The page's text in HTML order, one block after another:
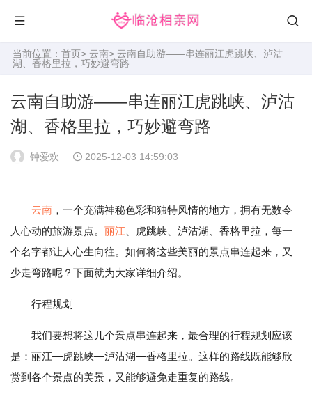
当前位置： 首页> 云南> 云南自助游——串连丽江虎跳峡、泸沽
湖、香格里拉，巧妙避弯路
云南自助游——串连丽江虎跳峡、泸沽
湖、香格里拉，巧妙避弯路
钟爱欢 2025-12-03 14:59:03
云南 ，一个充满神秘色彩和独特风情的地方，拥有无数令
人心动的旅游景点。 丽江 、虎跳峡、泸沽湖、香格里拉，每一
个名字都让人心生向往。如何将这些美丽的景点串连起来，又
少走弯路呢？下面就为大家详细介绍。
行程规划
我们要想将这几个景点串连起来，最合理的行程规划应该
是：丽江—虎跳峡—泸沽湖—香格里拉。这样的路线既能够欣
赏到各个景点的美景，又能够避免走重复的路线。